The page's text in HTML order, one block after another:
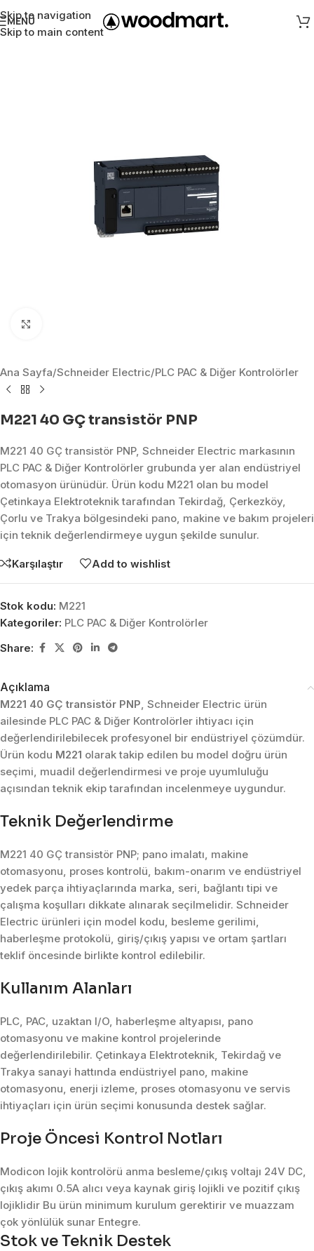
Skip to navigation
Skip to main content
MENÜ
Ana Sayfa/Schneider Electric/PLC PAC & Diğer Kontrolörler
M221 40 GÇ transistör PNP
M221 40 GÇ transistör PNP, Schneider Electric markasının
PLC PAC & Diğer Kontrolörler grubunda yer alan endüstriyel
otomasyon ürünüdür. Ürün kodu M221 olan bu model
Çetinkaya Elektroteknik tarafından Tekirdağ, Çerkezköy,
Çorlu ve Trakya bölgesindeki pano, makine ve bakım projeleri
için teknik değerlendirmeye uygun şekilde sunulur.
Karşılaştır Add to wishlist
Stok kodu: M221
Kategoriler: PLC PAC & Diğer Kontrolörler
Share:
Açıklama
M221 40 GÇ transistör PNP, Schneider Electric ürün
ailesinde PLC PAC & Diğer Kontrolörler ihtiyacı için
değerlendirilebilecek profesyonel bir endüstriyel çözümdür.
Ürün kodu M221 olarak takip edilen bu model doğru ürün
seçimi, muadil değerlendirmesi ve proje uyumluluğu
açısından teknik ekip tarafından incelenmeye uygundur.
Teknik Değerlendirme
M221 40 GÇ transistör PNP; pano imalatı, makine
otomasyonu, proses kontrolü, bakım-onarım ve endüstriyel
yedek parça ihtiyaçlarında marka, seri, bağlantı tipi ve
çalışma koşulları dikkate alınarak seçilmelidir. Schneider
Electric ürünleri için model kodu, besleme gerilimi,
haberleşme protokolü, giriş/çıkış yapısı ve ortam şartları
teklif öncesinde birlikte kontrol edilebilir.
Kullanım Alanları
PLC, PAC, uzaktan I/O, haberleşme altyapısı, pano
otomasyonu ve makine kontrol projelerinde
değerlendirilebilir. Çetinkaya Elektroteknik, Tekirdağ ve
Trakya sanayi hattında endüstriyel pano, makine
otomasyonu, enerji izleme, proses otomasyonu ve servis
ihtiyaçları için ürün seçimi konusunda destek sağlar.
Proje Öncesi Kontrol Notları
Modicon lojik kontrolörü anma besleme/çıkış voltajı 24V DC,
çıkış akımı 0.5A alıcı veya kaynak giriş lojikli ve pozitif çıkış
lojiklidir Bu ürün minimum kurulum gerektirir ve muazzam
çok yönlülük sunar Entegre.
Stok ve Teknik Destek